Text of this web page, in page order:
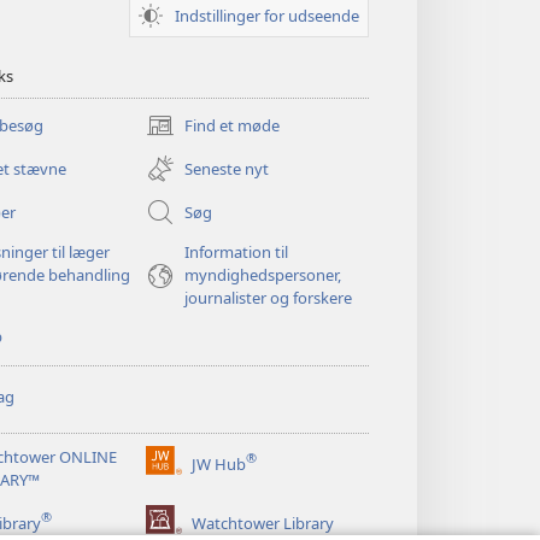
Indstillinger for udseende
Find et møde
(åbner
nyt
vindue)
stævne
Seneste nyt
Søg
til læger
behandling
Information til
myndighedspersoner,
journalister og forskere
ONLINE
JW Hub®
(åbner
vindue)
® Watchtower Library